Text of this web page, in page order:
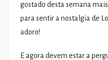
gostado desta semana
para sentir a nostalgia de
adoro!
E agora devem estar a